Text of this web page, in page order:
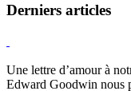
Derniers articles
Une lettre d’amour à
Edward Goodwin nous